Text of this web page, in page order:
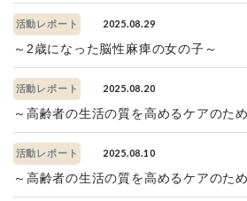
活動レポート 2025.08.29
～2歳になった脳性麻痺の女の子～
活動レポート 2025.08.20
～高齢者の生活の質を高めるケアのた
活動レポート 2025.08.10
～高齢者の生活の質を高めるケアのた